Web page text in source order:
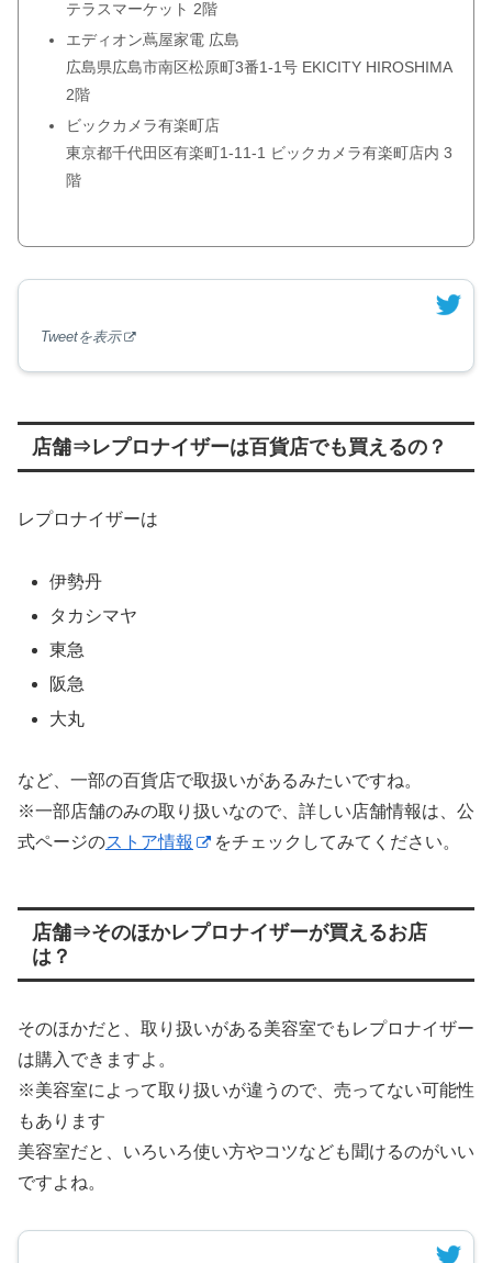
テラスマーケット 2階
エディオン蔦屋家電 広島
広島県広島市南区松原町3番1-1号 EKICITY HIROSHIMA
2階
ビックカメラ有楽町店
東京都千代田区有楽町1-11-1 ビックカメラ有楽町店内 3
階
Tweetを表示
店舗⇒レプロナイザーは百貨店でも買えるの？
レプロナイザーは
伊勢丹
タカシマヤ
東急
阪急
大丸
など、一部の百貨店で取扱いがあるみたいですね。
※一部店舗のみの取り扱いなので、詳しい店舗情報は、公
式ページのストア情報 をチェックしてみてください。
店舗⇒そのほかレプロナイザーが買えるお店
は？
そのほかだと、取り扱いがある美容室でもレプロナイザー
は購入できますよ。
※美容室によって取り扱いが違うので、売ってない可能性
もあります
美容室だと、いろいろ使い方やコツなども聞けるのがいい
ですよね。